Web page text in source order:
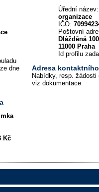
dne
Kč
Úřední
organizace
IČO:
Poštovní
Dlážděná
11000 Praha
Id profilu
Adresa
Nabídky, resp. žádosti
viz dokumentace